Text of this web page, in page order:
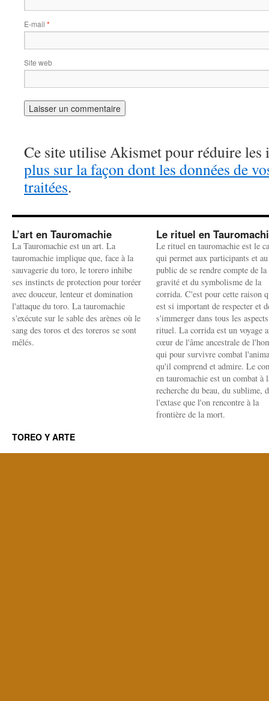
E-mail *
Site web
Ce site utilise Akismet pour réduire les
plus sur la façon dont les données de
traitées.
L’art en Tauromachie
La Tauromachie est un art. La
tauromachie implique que, face à la
sauvagerie du toro, le torero inhibe
ses instincts de protection pour toréer
avec douceur, lenteur et domination
l'attaque du toro. La tauromachie
s'exécute sur le sable des arènes où le
sang des toros et des toreros se sont
mêlés.
Le rituel en
Le rituel en tauromachie est le
qui permet aux participants et au
public de se rendre compte de la
gravité et du symbolisme de la
corrida. C'est pour cette raison
est si important de respecter et
s'immerger dans tous les
rituel. La corrida est un voyage
cœur de l'âme ancestrale de
qui pour survivre combat
qu'il comprend et admire. Le
en tauromachie est un combat à
recherche du beau, du sublime,
l'extase que l'on rencontre à la
frontière de la mort.
TOREO Y ARTE